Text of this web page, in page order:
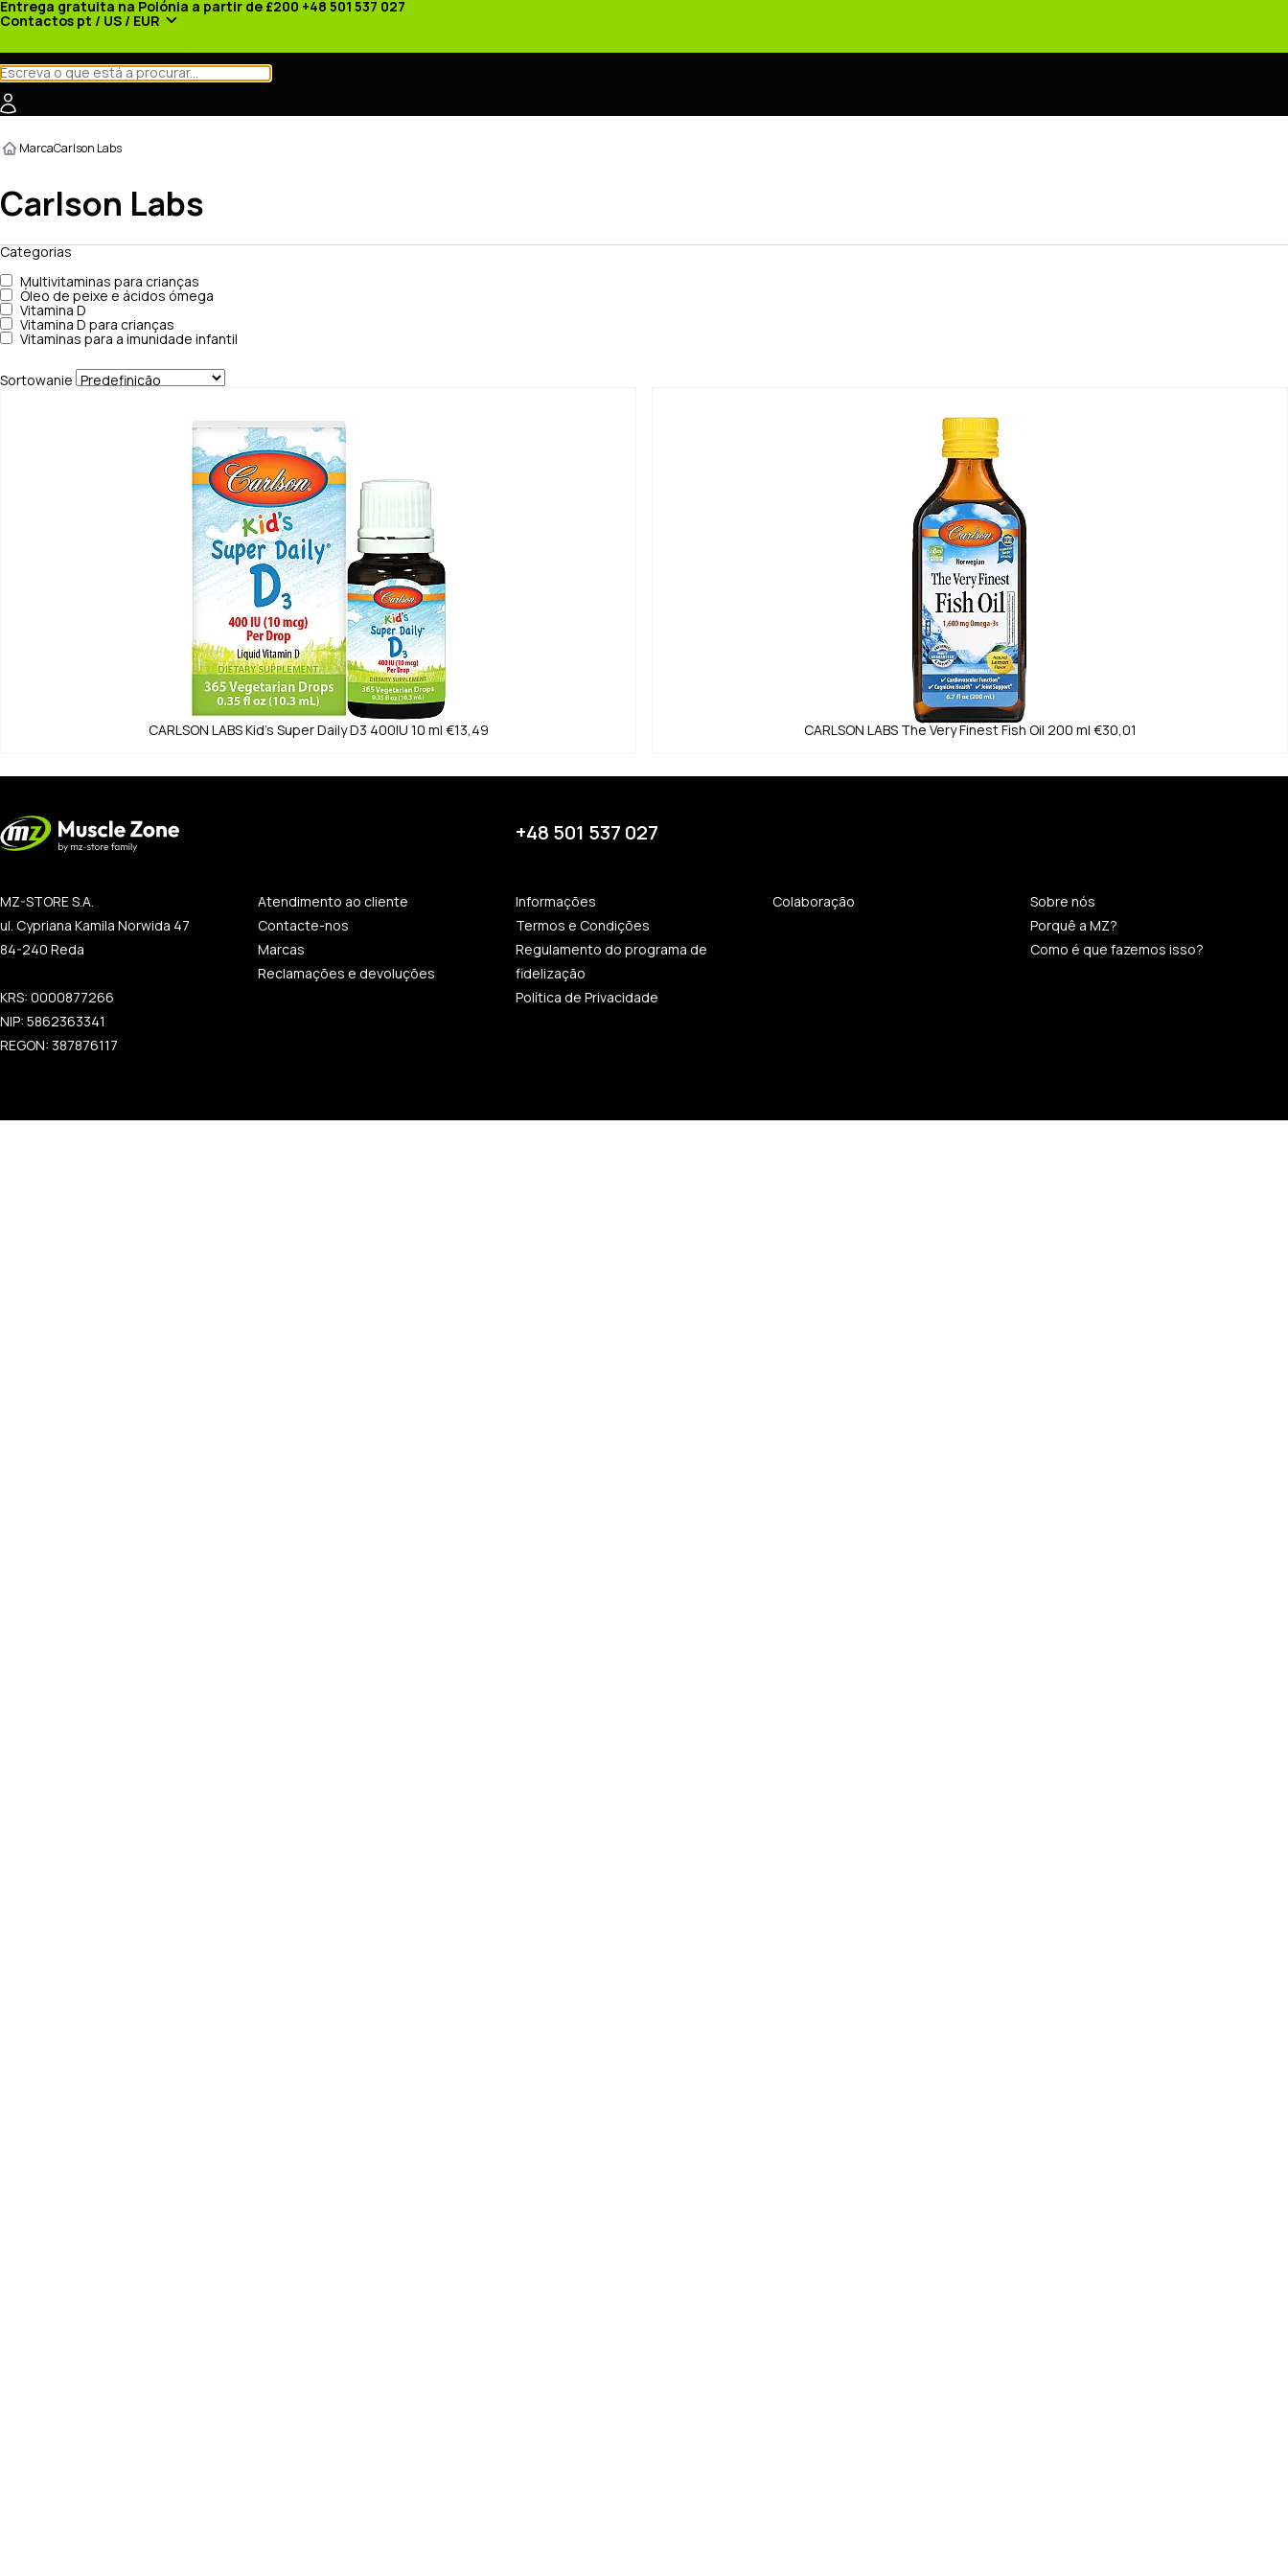
Entrega gratuita na Polónia a partir de £200 +48 501 537 027
Contactos pt / US / EUR
MarcaCarlson Labs
Carlson Labs
Categorias
Multivitaminas para crianças
Óleo de peixe e ácidos ómega
Vitamina D
Vitamina D para crianças
Vitaminas para a imunidade infantil
Sortowanie
CARLSON LABS Kid's Super Daily D3 400IU 10 ml €13,49 CARLSON LABS The Very Finest Fish Oil 200 ml €30,01
+48 501 537 027
MZ-STORE S.A.
ul. Cypriana Kamila Norwida 47
84-240 Reda
KRS: 0000877266
NIP: 5862363341
REGON: 387876117
Atendimento ao cliente
Contacte-nos
Marcas
Reclamações e devoluções
Informações
Termos e Condições
Regulamento do programa de
fidelização
Política de Privacidade
Colaboração
Sobre nós
Porquê a MZ?
Como é que fazemos isso?